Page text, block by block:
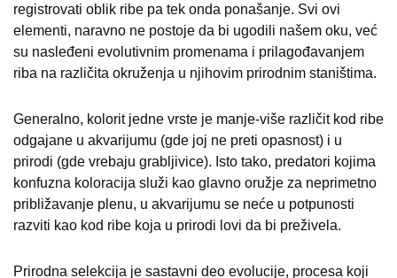
registrovati oblik ribe pa tek onda ponašanje. Svi ovi
elementi, naravno ne postoje da bi ugodili našem oku, već
su nasleđeni evolutivnim promenama i prilagođavanjem
riba na različita okruženja u njihovim prirodnim staništima.
Generalno, kolorit jedne vrste je manje-više različit kod ribe
odgajane u akvarijumu (gde joj ne preti opasnost) i u
prirodi (gde vrebaju grabljivice). Isto tako, predatori kojima
konfuzna koloracija služi kao glavno oružje za neprimetno
približavanje plenu, u akvarijumu se neće u potpunosti
razviti kao kod ribe koja u prirodi lovi da bi preživela.
Prirodna selekcija je sastavni deo evolucije, procesa koji